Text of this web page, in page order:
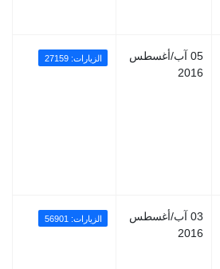
05 آب/أغسطس
2016
الزيارات: 27159
03 آب/أغسطس
2016
الزيارات: 56901